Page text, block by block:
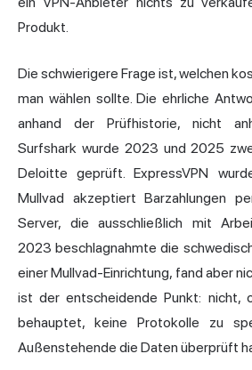
Produkt.
Die schwierigere Frage ist, welchen
man wählen sollte. Die ehrliche
anhand der Prüfhistorie, nicht
Surfshark wurde 2023 und 2025
Deloitte geprüft. ExpressVPN
Mullvad akzeptiert Barzahlungen
Server, die ausschließlich mit
2023 beschlagnahmte die
einer Mullvad-Einrichtung, fand aber
ist der entscheidende Punkt: nicht,
behauptet, keine Protokolle zu
Außenstehende die Daten überprüft